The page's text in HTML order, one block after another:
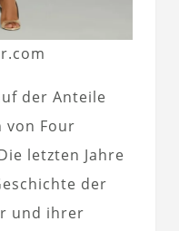
der Anteile
von Four
letzten Jahre
der
und ihrer